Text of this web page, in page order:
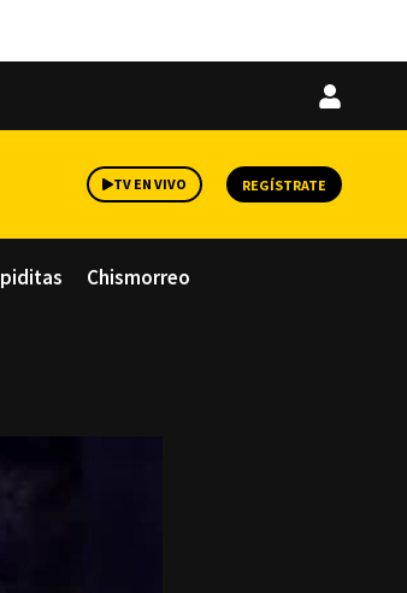
Iniciar
TV EN VIVO REGÍSTRATE
Chismorreo